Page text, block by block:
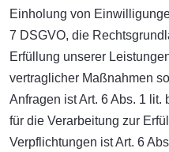
Einholung von
7 DSGVO, die
Erfüllung unserer
vertraglicher Maßnahmen
Anfragen ist Art. 6 Abs. 1
für die Verarbeitung zur
Verpflichtungen ist Art. 6